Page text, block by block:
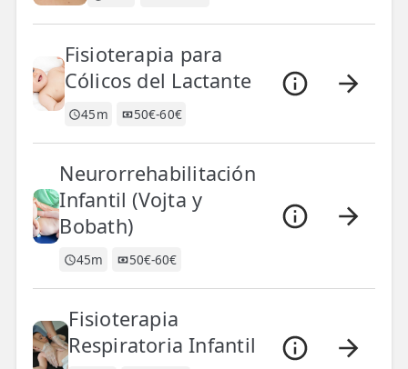
😧 Fisioterapia ATM
🦴 Osteopatía
💆 Masajes Madrid
🏅 Fisioterapia Deportiva
🧠 Fisioterapia Neurológica
🧍 Fisioterapia Vestibular
🫁 Fisioterapia Respiratoria
Fisioterapia para
Cólicos del Lactante
45m 50€-60€
Neurorrehabilitación
Infantil (Vojta y
Bobath)
45m 50€-60€
Fisioterapia
Respiratoria Infantil